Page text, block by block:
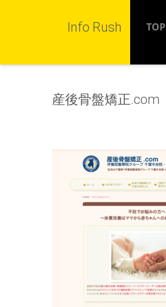
Info Rush TOP
産後骨盤矯正.com